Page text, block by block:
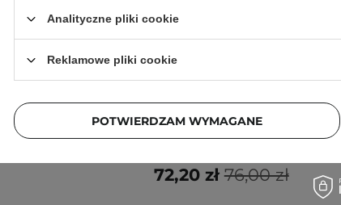
WYBÓR KOSMETOLOGA
Geek & Gorgeous - A-Game 5 - Serum
275
76,00 zł
72,20 zł
Analityczne pliki cookie
Reklamowe pliki cookie
POTWIERDZAM WYMAGANE